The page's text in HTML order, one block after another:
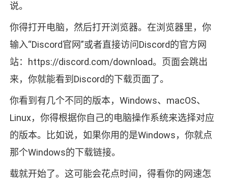
说。
你得打开电脑，然后打开浏览器。在浏览器里，你
输入“Discord官网”或者直接访问Discord的官方网
站：https://discord.com/download。页面会跳出
来，你就能看到Discord的下载页面了。
你看到有几个不同的版本，Windows、macOS、
Linux，你得根据你自己的电脑操作系统来选择对应
的版本。比如说，如果你用的是Windows，你就点
那个Windows的下载链接。
载就开始了。这可能会花点时间，得看你的网速怎